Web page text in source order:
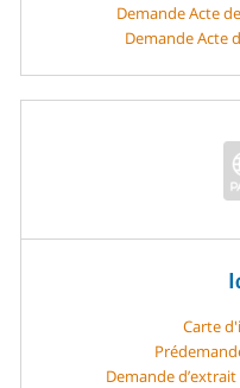
Demande Acte
Demande Acte
Carte
Demande